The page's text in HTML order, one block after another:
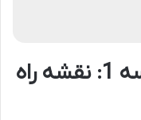
فصول کتاب نردبام هندسه 1: نقشه راه